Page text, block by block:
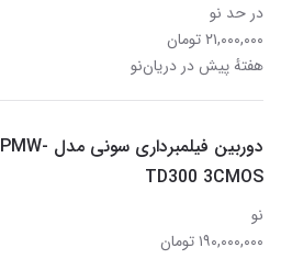
در حد نو
۲۱,۰۰۰,۰۰۰ تومان
هفتهٔ پیش در دریان‌نو
دوربین فیلمبرداری سونی مدل PMW-
TD300 3CMOS
نو
۱۹۰,۰۰۰,۰۰۰ تومان